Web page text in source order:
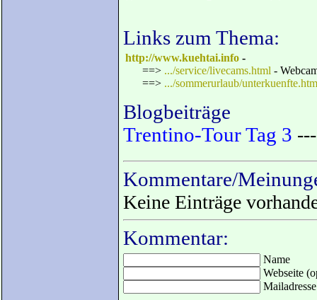
Links zum Thema:
http://www.kuehtai.info -
==> .../service/livecams.html -
==> .../sommerurlaub/
Blogbeiträge
Trentino-Tour Tag 3
Kommentare/
Keine Einträge
Kommentar:
Name
Webseite